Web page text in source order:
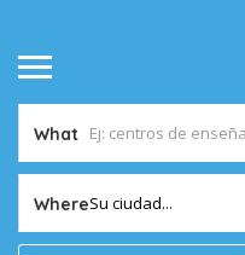
What
WhereSu ciudad...